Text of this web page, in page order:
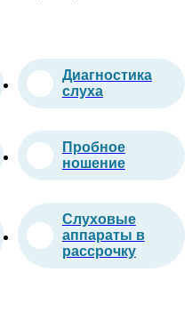
Диагностика
слуха
Пробное
ношение
Слуховые
аппараты в
рассрочку